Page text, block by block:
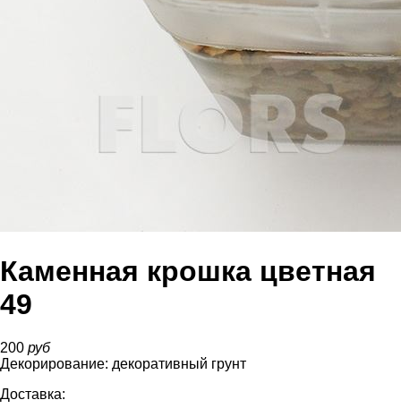
Каменная крошка цветная
49
200 руб
Декорирование: декоративный грунт
Доставка: